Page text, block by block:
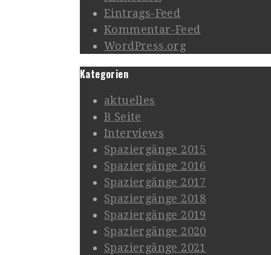
Eintrags-Feed
Kommentar-Feed
WordPress.org
Kategorien
aktuelles
B Seite
Interviews
Spaziergänge 2015
Spaziergänge 2016
Spaziergänge 2017
Spaziergänge 2018
Spaziergänge 2019
Spaziergänge 2020
Spaziergänge 2021